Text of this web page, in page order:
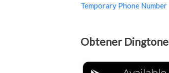
Temporary Phone Number
Obtener Dingtone